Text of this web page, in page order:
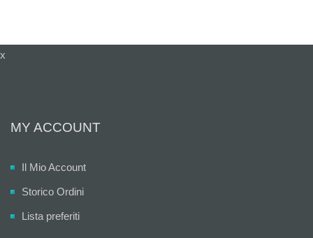
x
MY ACCOUNT
Il Mio Account
Storico Ordini
Lista preferiti